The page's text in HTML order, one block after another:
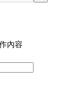
內容